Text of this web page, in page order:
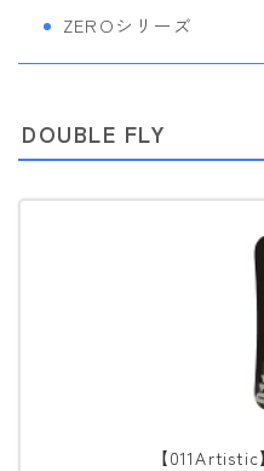
ZEROシリーズ
DOUBLE FLY
【